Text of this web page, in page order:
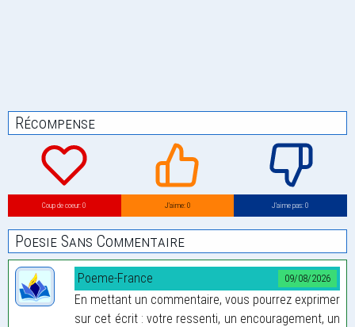
Récompense
Coup de coeur: 0 J’aime: 0 J’aime pas: 0
Poesie Sans Commentaire
09/08/2026
Poeme-France
En mettant un commentaire, vous pourrez exprimer
sur cet écrit : votre ressenti, un encouragement, un